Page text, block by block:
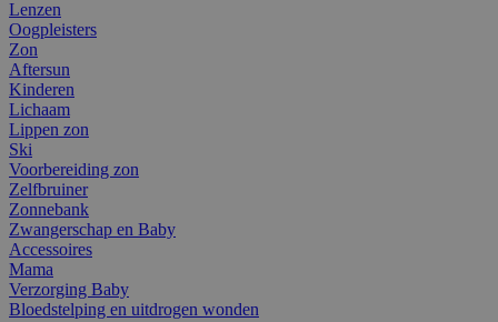
Lenzen
Oogpleisters
Zon
Aftersun
Kinderen
Lichaam
Lippen zon
Ski
Voorbereiding zon
Zelfbruiner
Zonnebank
Zwangerschap en Baby
Accessoires
Mama
Verzorging Baby
Bloedstelping en uitdrogen wonden